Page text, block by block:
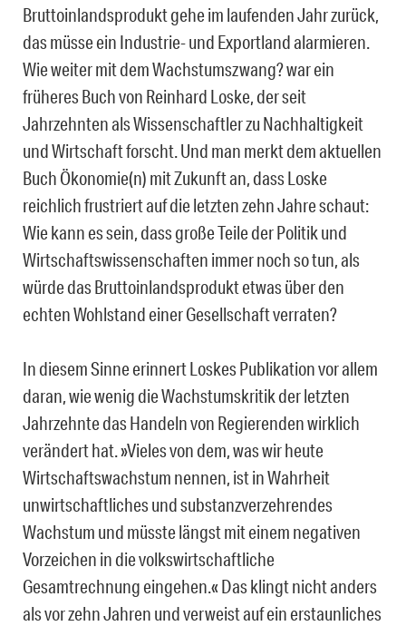
Bruttoinlandsprodukt gehe im laufenden Jahr zurück,
das müsse ein Industrie- und Exportland alarmieren.
Wie weiter mit dem Wachstumszwang? war ein
früheres Buch von Reinhard Loske, der seit
Jahrzehnten als Wissenschaftler zu Nachhaltigkeit
und Wirtschaft forscht. Und man merkt dem aktuellen
Buch Ökonomie(n) mit Zukunft an, dass Loske
reichlich frustriert auf die letzten zehn Jahre schaut:
Wie kann es sein, dass große Teile der Politik und
Wirtschaftswissenschaften immer noch so tun, als
würde das Bruttoinlandsprodukt etwas über den
echten Wohlstand einer Gesellschaft verraten?
In diesem Sinne erinnert Loskes Publikation vor allem
daran, wie wenig die Wachstumskritik der letzten
Jahrzehnte das Handeln von Regierenden wirklich
verändert hat. »Vieles von dem, was wir heute
Wirtschaftswachstum nennen, ist in Wahrheit
unwirtschaftliches und substanzverzehrendes
Wachstum und müsste längst mit einem negativen
Vorzeichen in die volkswirtschaftliche
Gesamtrechnung eingehen.« Das klingt nicht anders
als vor zehn Jahren und verweist auf ein erstaunliches